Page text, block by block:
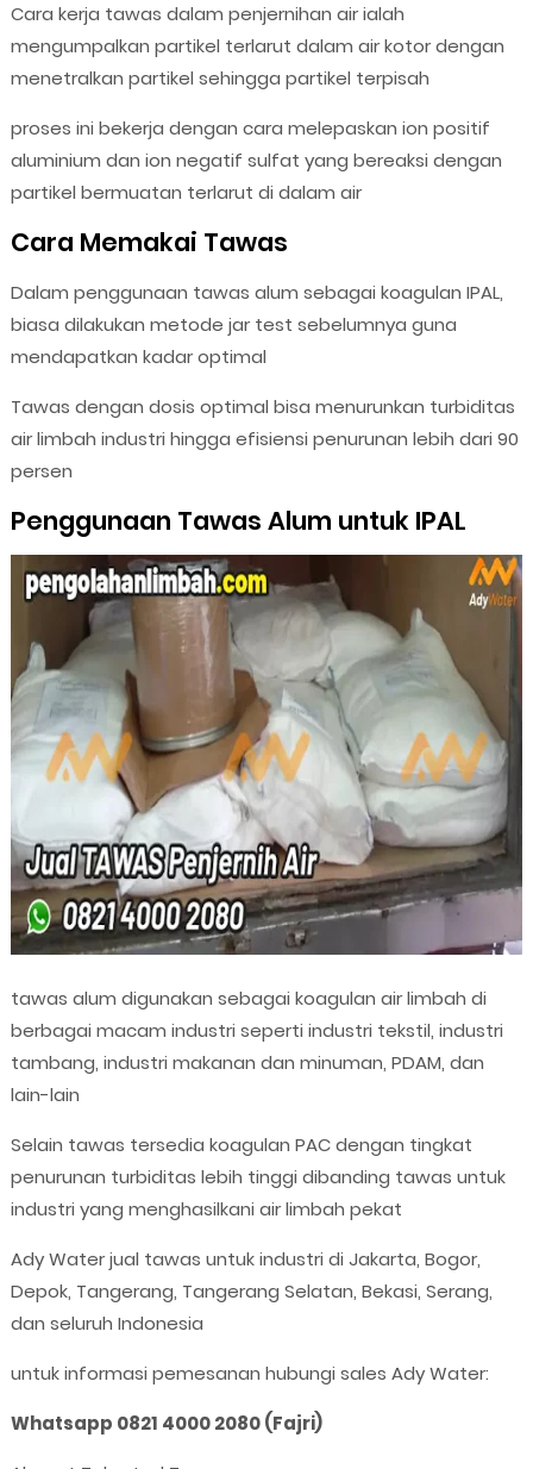
Cara kerja tawas dalam penjernihan air ialah
mengumpalkan partikel terlarut dalam air kotor dengan
menetralkan partikel sehingga partikel terpisah
proses ini bekerja dengan cara melepaskan ion positif
aluminium dan ion negatif sulfat yang bereaksi dengan
partikel bermuatan terlarut di dalam air
Cara Memakai Tawas
Dalam penggunaan tawas alum sebagai koagulan IPAL,
biasa dilakukan metode jar test sebelumnya guna
mendapatkan kadar optimal
Tawas dengan dosis optimal bisa menurunkan turbiditas
air limbah industri hingga efisiensi penurunan lebih dari 90
persen
Penggunaan Tawas Alum untuk IPAL
tawas alum digunakan sebagai koagulan air limbah di
berbagai macam industri seperti industri tekstil, industri
tambang, industri makanan dan minuman, PDAM, dan
lain-lain
Selain tawas tersedia koagulan PAC dengan tingkat
penurunan turbiditas lebih tinggi dibanding tawas untuk
industri yang menghasilkani air limbah pekat
Ady Water jual tawas untuk industri di Jakarta, Bogor,
Depok, Tangerang, Tangerang Selatan, Bekasi, Serang,
dan seluruh Indonesia
untuk informasi pemesanan hubungi sales Ady Water:
Whatsapp 0821 4000 2080 (Fajri)